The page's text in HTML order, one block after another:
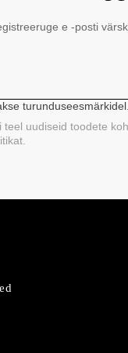
e -posti
turunduseesmärkidel.
uudiseid toodete